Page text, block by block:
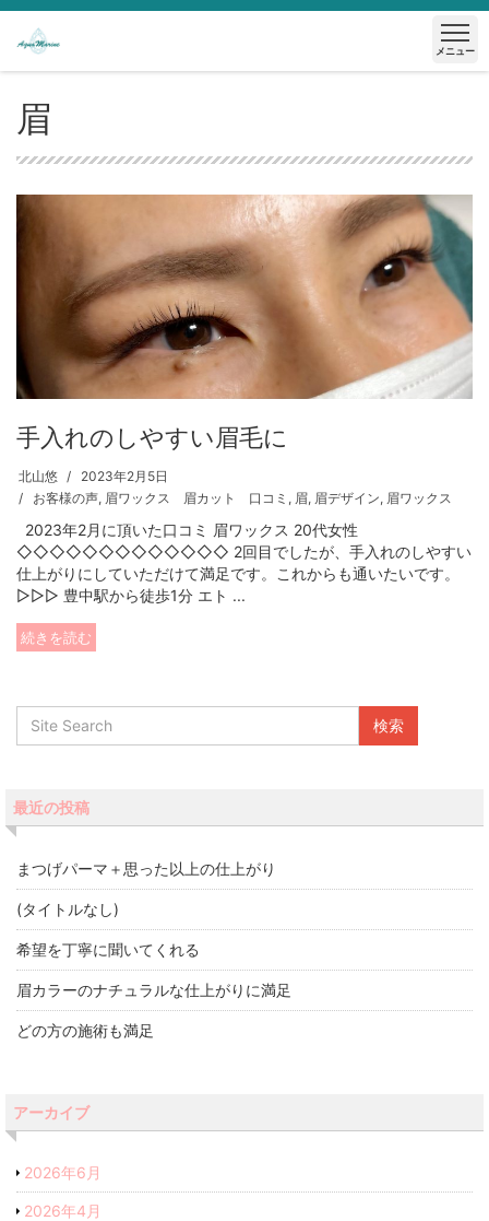
メニュー
眉
手入れのしやすい眉毛に
北山悠
2023年2月5日
お客様の声, 眉ワックス 眉カット 口コミ , 眉, 眉デザイン, 眉ワックス
2023年2月に頂いた口コミ 眉ワックス 20代女性
◇◇◇◇◇◇◇◇◇◇◇◇◇ 2回目でしたが、手入れのしやすい
仕上がりにしていただけて満足です。これからも通いたいです。
▷▷▷ 豊中駅から徒歩1分 エト ...
続きを読む
最近の投稿
まつげパーマ＋思った以上の仕上がり
(タイトルなし)
希望を丁寧に聞いてくれる
眉カラーのナチュラルな仕上がりに満足
どの方の施術も満足
アーカイブ
2026年6月
2026年4月